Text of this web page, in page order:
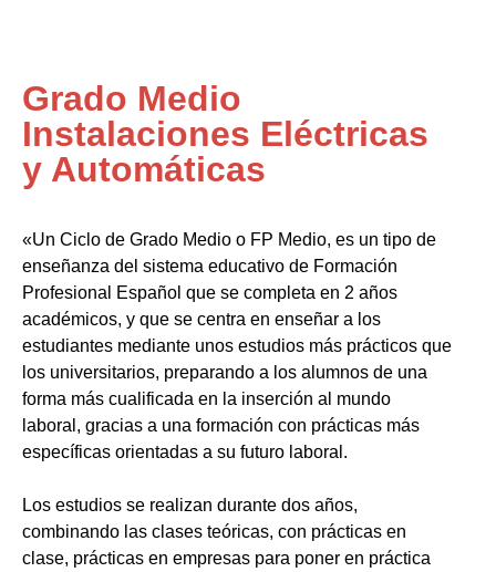
Grado Medio
Instalaciones Eléctricas
y Automáticas
«Un Ciclo de Grado Medio o FP Medio, es un tipo de
enseñanza del sistema educativo de Formación
Profesional Español que se completa en 2 años
académicos, y que se centra en enseñar a los
estudiantes mediante unos estudios más prácticos que
los universitarios, preparando a los alumnos de una
forma más cualificada en la inserción al mundo
laboral, gracias a una formación con prácticas más
específicas orientadas a su futuro laboral.
Los estudios se realizan durante dos años,
combinando las clases teóricas, con prácticas en
clase, prácticas en empresas para poner en práctica